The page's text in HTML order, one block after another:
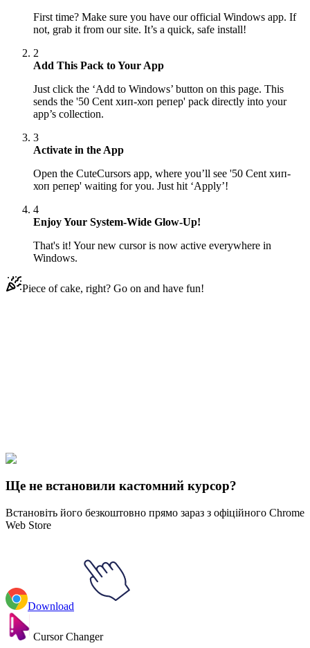
First time? Make sure you have our official Windows app. If
not, grab it from our site. It’s a quick, safe install!
2
Add This Pack to Your App
Just click the ‘Add to Windows’ button on this page. This
sends the '50 Cent хип-хоп репер' pack directly into your
app’s collection.
3
Activate in the App
Open the CuteCursors app, where you’ll see '50 Cent хип-
хоп репер' waiting for you. Just hit ‘Apply’!
4
Enjoy Your System-Wide Glow-Up!
That's it! Your new cursor is now active everywhere in
Windows.
Piece of cake, right? Go on and have fun!
Рашпер
Ще не встановили кастомний курсор?
Встановіть його безкоштовно прямо зараз з офіційного Chrome
Web Store
Download
Cursor Changer